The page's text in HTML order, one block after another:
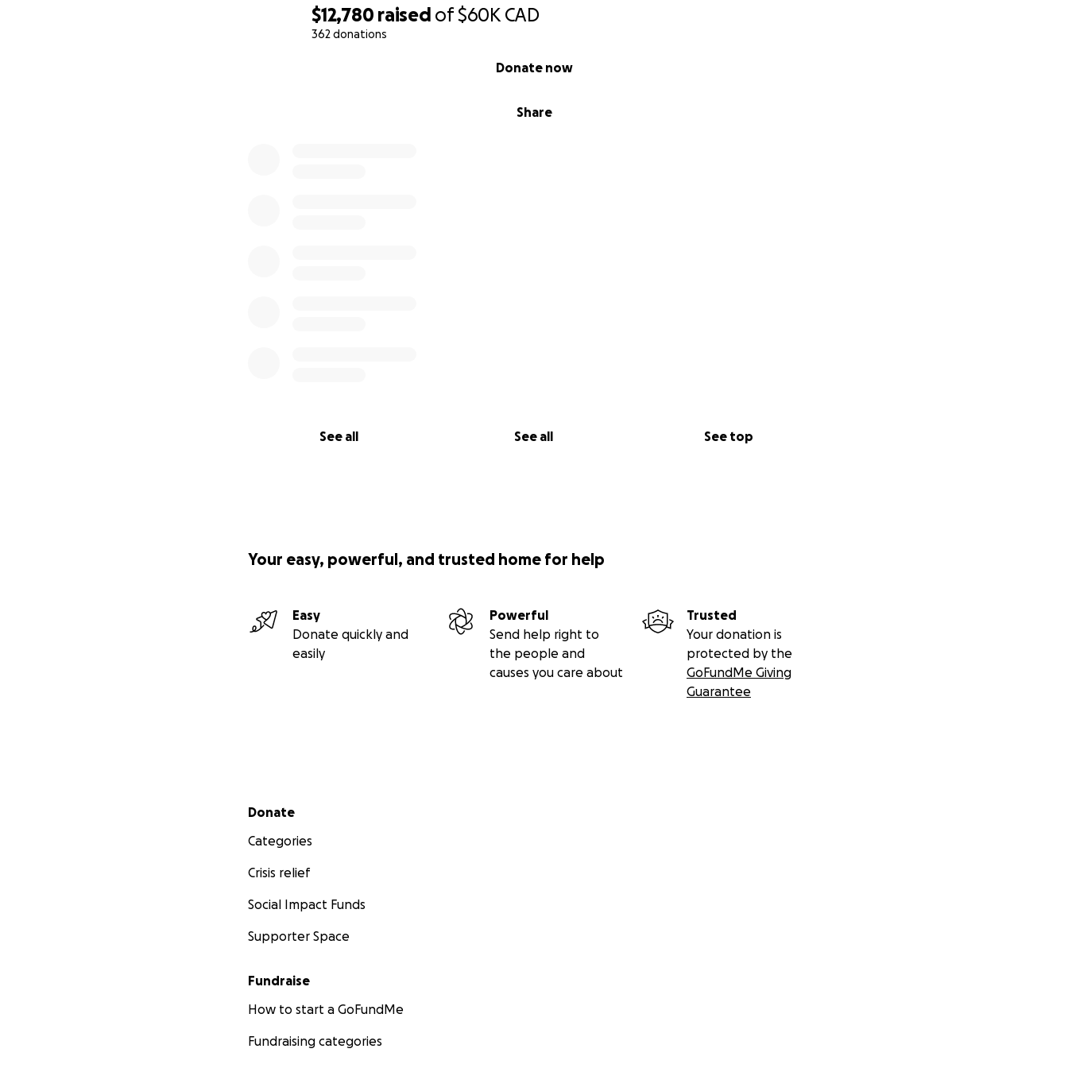
$12,780 raised of$60K CAD
362 donations
Share
Donate now
See all See all See top
Your easy, powerful, and trusted home for help
Easy
Donate quickly and
easily
Powerful
Send help right to
the people and
causes you care about
Trusted
Your donation is
protected by the
GoFundMe Giving
Guarantee
Secondary menu
Donate
Categories
Crisis relief
Social Impact Funds
Supporter Space
Fundraise
How to start a GoFundMe
Fundraising categories